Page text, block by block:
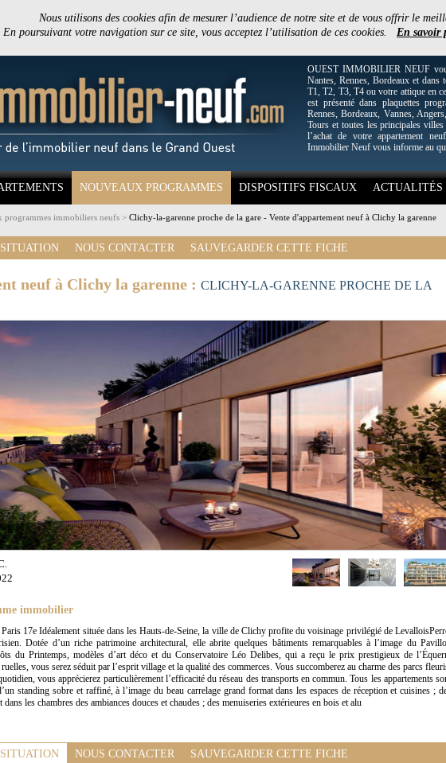
Nous utilisons des cookies afin de mesurer l’audience de notre site et de vous offrir le
En poursuivant votre navigation sur ce site, vous acceptez l’utilisation de ces cookies. En savoir
OUEST IMMOBILIER NEUF
Nantes, Rennes, Bordeaux et
T1, T2, T3, T4 ou votre attique en
est présenté dans plaquettes
Rennes, Bordeaux, Vannes,
Tours et toutes les principales
l’achat de votre appartement
Immobilier Neuf vous informe au
NOUVEAUX PROGRAMMES DISPOSITIFS FISCAUX ACTUALITÉS
programmes immobiliers neufs > Clichy-la-garenne proche de la gare - Vente d'appartement neuf à Clichy la garenne
NOUS CONTACTER SAUVEGARDER CETTE FICHE
neuf à Clichy la garenne : CLICHY-LA-GARENNE PROCHE DE LA
immobilier
17e Idéalement située dans les Hauts-de-Seine, la ville de Clichy profite du voisinage privilégié de
Dotée d’un riche patrimoine architectural, elle abrite quelques bâtiments remarquables à l’image du
du Printemps, modèles d’art déco et du Conservatoire Léo Delibes, qui a reçu le prix prestigieux de
vous serez séduit par l’esprit village et la qualité des commerces. Vous succomberez au charme des parcs
vous apprécierez particulièrement l’efficacité du réseau des transports en commun. Tous les appartements
standing sobre et raffiné, à l’image du beau carrelage grand format dans les espaces de réception et cuisines ;
les chambres des ambiances douces et chaudes ; des menuiseries extérieures en bois et alu
NOUS CONTACTER SAUVEGARDER CETTE FICHE